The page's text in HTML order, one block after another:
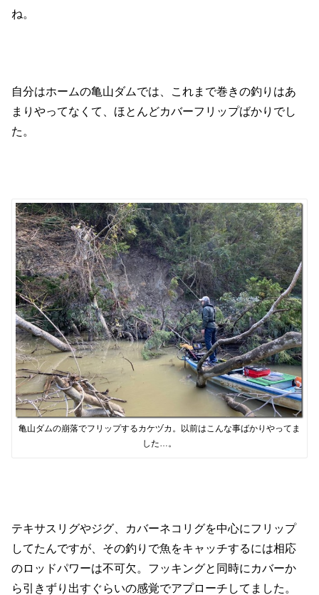
ね。
自分はホームの亀山ダムでは、これまで巻きの釣りはあ
まりやってなくて、ほとんどカバーフリップばかりでし
た。
亀山ダムの崩落でフリップするカケヅカ。以前はこんな事ばかりやってま
した…。
テキサスリグやジグ、カバーネコリグを中心にフリップ
してたんですが、その釣りで魚をキャッチするには相応
のロッドパワーは不可欠。フッキングと同時にカバーか
ら引きずり出すぐらいの感覚でアプローチしてました。